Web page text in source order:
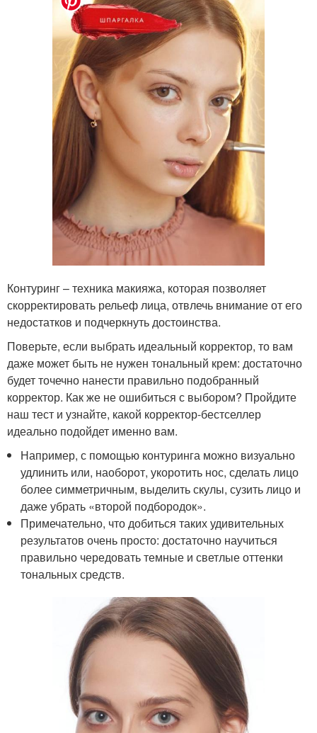
Контуринг – техника макияжа, которая позволяет
скорректировать рельеф лица, отвлечь внимание от его
недостатков и подчеркнуть достоинства.
Поверьте, если выбрать идеальный корректор, то вам
даже может быть не нужен тональный крем: достаточно
будет точечно нанести правильно подобранный
корректор. Как же не ошибиться с выбором? Пройдите
наш тест и узнайте, какой корректор-бестселлер
идеально подойдет именно вам.
Например, с помощью контуринга можно визуально
удлинить или, наоборот, укоротить нос, сделать лицо
более симметричным, выделить скулы, сузить лицо и
даже убрать «второй подбородок».
Примечательно, что добиться таких удивительных
результатов очень просто: достаточно научиться
правильно чередовать темные и светлые оттенки
тональных средств.